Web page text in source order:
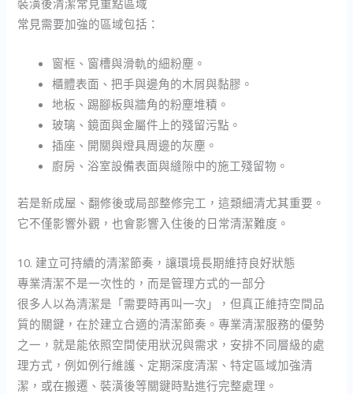
裝潢後清潔常見重點區域
常見需要加強的區域包括：
窗框、窗槽與滑軌的細粉塵。
櫃體表面、把手與邊角的木屑與黏膠。
地板、踢腳板與牆角的粉塵堆積。
玻璃、鏡面與金屬件上的殘留污點。
插座、開關與燈具周邊的灰塵。
廚房、浴室設備表面與縫隙中的施工殘留物。
若是新成屋、翻修後或局部整修完工，這類細清尤其重要。
它不僅影響外觀，也會影響入住後的日常清潔難度。
10. 建立可持續的清潔節奏，讓環境長期維持良好狀態
專業清潔不是一次性的，而是管理方式的一部分
很多人以為清潔是「需要時再叫一次」，但真正維持空間品
質的關鍵，在於建立合適的清潔節奏。專業清潔服務的優勢
之一，就是能依照空間使用狀況與需求，安排不同層級的處
理方式，例如例行維護、定期深度清潔、特定區域加強清
潔，或在搬遷、裝潢後等關鍵時點進行完整處理。